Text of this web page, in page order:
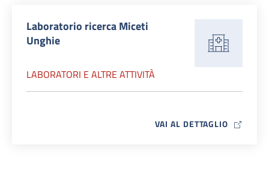
Laboratorio ricerca Miceti
Unghie
LABORATORI E ALTRE ATTIVITÀ
VAI AL DETTAGLIO MAP ICON